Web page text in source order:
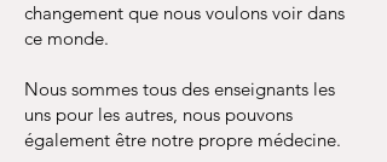
changement que nous voulons voir dans
ce monde.
Nous sommes tous des enseignants les
uns pour les autres, nous pouvons
également être notre propre médecine.